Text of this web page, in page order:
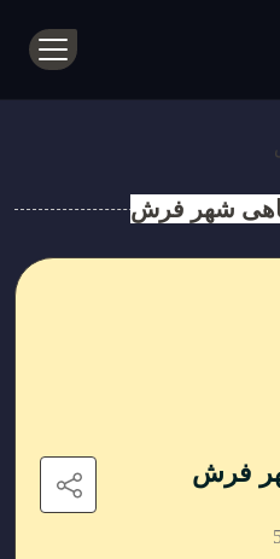
شهر فرش
فرش